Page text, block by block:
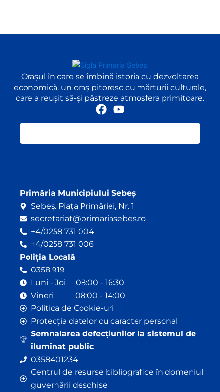
Orașul în care se îmbină istoria cu dezvoltarea
economică, un oraș pitoresc cu mărturii culturale,
care a reușit să-și păstreze atmosfera primitoare.
F
e
Y
t
Primăria Municipiului Sebeș
Sebeș. Piața Primăriei, Nr. 1
secretariat@primariasebes.ro
+4/0258 731 004
+4/0258 731 006
Poliția Locală
0358 919
Luni - Joi 08:00 - 16:30
Vineri 08:00 - 14:00
Politica de Cookie-uri
Protecția datelor cu caracter personal
Semnalarea defecțiunilor la sistemul de
iluminat public
0358401234
Centrul de resurse bibliografice în domeniul
guvernării deschise